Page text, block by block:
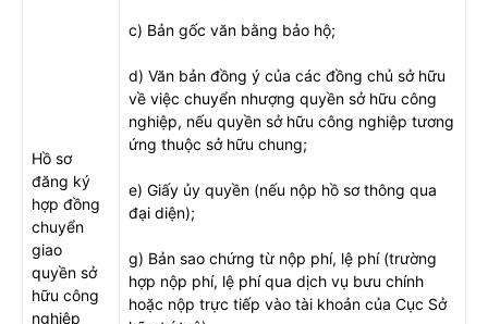
Hồ sơ
đăng ký
hợp đồng
chuyển
giao
quyền sở
hữu công
nghiệp
c) Bản gốc văn bằng bảo hộ;
d) Văn bản đồng ý của các đồng chủ sở hữu
về việc chuyển nhượng quyền sở hữu công
nghiệp, nếu quyền sở hữu công nghiệp tương
ứng thuộc sở hữu chung;
e) Giấy ủy quyền (nếu nộp hồ sơ thông qua
đại diện);
g) Bản sao chứng từ nộp phí, lệ phí (trường
hợp nộp phí, lệ phí qua dịch vụ bưu chính
hoặc nộp trực tiếp vào tài khoản của Cục Sở